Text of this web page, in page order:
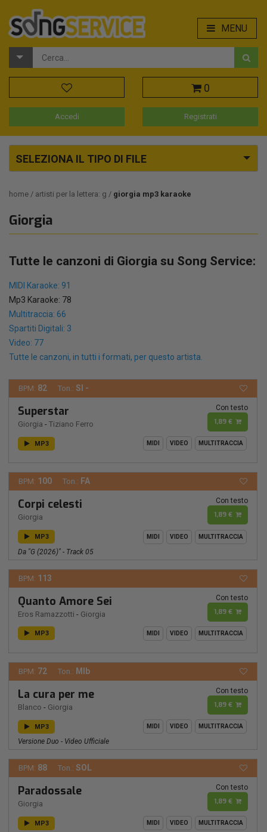
MENU
0
Accedi Registrati
SELEZIONA IL TIPO DI FILE
home artisti per la lettera: g giorgia mp3 karaoke
Giorgia
Tutte le canzoni di Giorgia su Song Service:
MIDI Karaoke: 91
Mp3 Karaoke: 78
Multitraccia: 66
Spartiti Digitali: 3
Video: 77
Tutte le canzoni, in tutti i formati, per questo artista.
BPM: 82 Ton.: SI -
Superstar
Giorgia - Tiziano Ferro
Con testo
1,89 €
MP3 MIDI VIDEO MULTITRACCIA
BPM: 100 Ton.: FA
Corpi celesti
Giorgia
Con testo
1,89 €
MP3 MIDI VIDEO MULTITRACCIA
Da "G (2026)" - Track 05
BPM: 113
Quanto Amore Sei
Eros Ramazzotti - Giorgia
Con testo
1,89 €
MP3 MIDI VIDEO MULTITRACCIA
BPM: 72 Ton.: MIb
La cura per me
Blanco - Giorgia
Con testo
1,89 €
MP3 MIDI VIDEO MULTITRACCIA
Versione Duo - Video Ufficiale
BPM: 88 Ton.: SOL
Paradossale
Giorgia
Con testo
1,89 €
MP3 MIDI VIDEO MULTITRACCIA